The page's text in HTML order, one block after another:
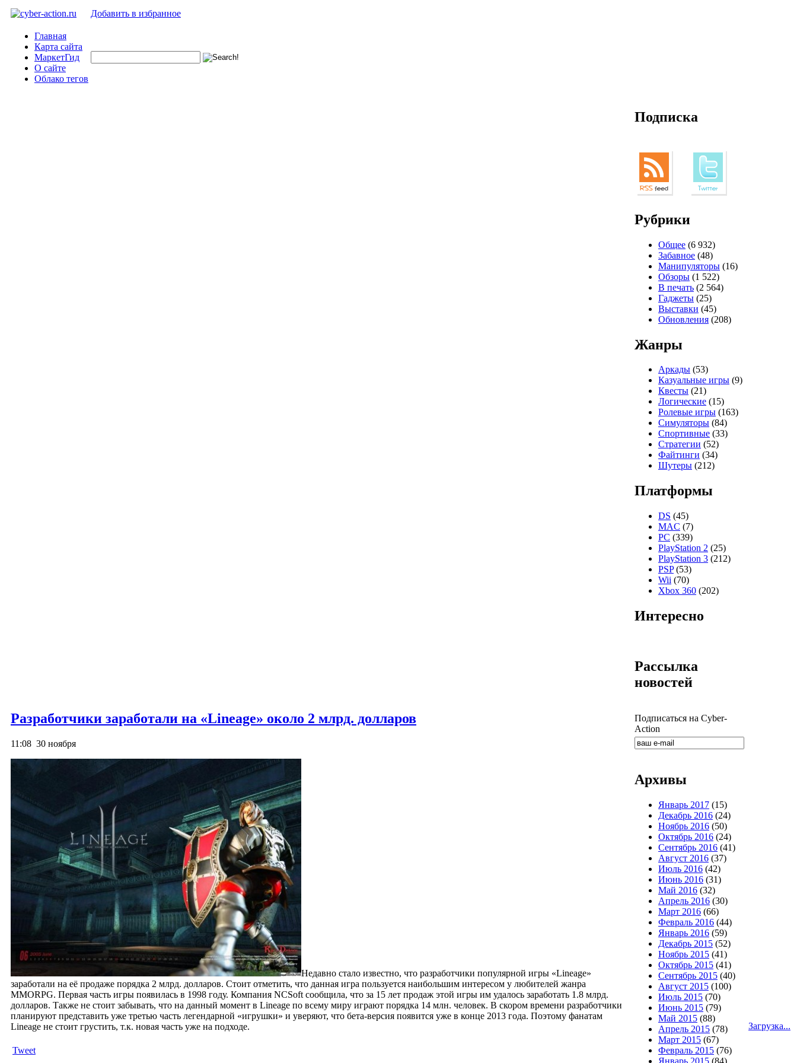
Добавить в избранное
Главная
Карта сайта
МаркетГид
О сайте
Облако тегов
Разработчики заработали на «Lineage» около 2 млрд. долларов
11:08 30 ноября
Недавно стало известно, что разработчики популярной игры «Lineage»
заработали на её продаже порядка 2 млрд. долларов. Стоит отметить, что данная игра пользуется наибольшим интересом у любителей жанра
MMORPG. Первая часть игры появилась в 1998 году. Компания NCSoft сообщила, что за 15 лет продаж этой игры им удалось заработать 1.8 млрд.
долларов. Также не стоит забывать, что на данный момент в Lineage по всему миру играют порядка 14 млн. человек. В скором времени разработчики
планируют представить уже третью часть легендарной «игрушки» и уверяют, что бета-версия появится уже в конце 2013 года. Поэтому фанатам
Lineage не стоит грустить, т.к. новая часть уже на подходе.
Tweet
Подписка
Рубрики
Общее (6 932)
Забавное (48)
Манипуляторы (16)
Обзоры (1 522)
В печать (2 564)
Гаджеты (25)
Выставки (45)
Обновления (208)
Жанры
Аркады (53)
Казуальные игры (9)
Квесты (21)
Логические (15)
Ролевые игры (163)
Симуляторы (84)
Спортивные (33)
Стратегии (52)
Файтинги (34)
Шутеры (212)
Платформы
DS (45)
MAC (7)
PC (339)
PlayStation 2 (25)
PlayStation 3 (212)
PSP(53)
Wii (70)
Xbox 360 (202)
Интересно
Рассылка
новостей
Подписаться на Cyber-
Action
Архивы
Январь 2017 (15)
Декабрь 2016 (24)
Ноябрь 2016 (50)
Октябрь 2016 (24)
Сентябрь 2016 (41)
Август 2016 (37)
Июль 2016 (42)
Июнь 2016 (31)
Май 2016 (32)
Апрель 2016 (30)
Март 2016 (66)
Февраль 2016 (44)
Январь 2016 (59)
Декабрь 2015 (52)
Ноябрь 2015 (41)
Октябрь 2015 (41)
Сентябрь 2015 (40)
Август 2015 (100)
Июль 2015 (70)
Июнь 2015 (79)
Май 2015 (88)
Апрель 2015 (78)
Март 2015 (67)
Февраль 2015 (76)
Январь 2015 (84)
Загрузка...